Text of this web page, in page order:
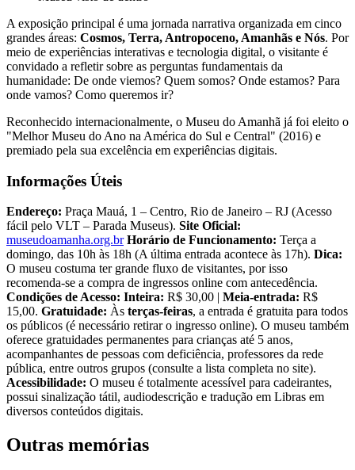
A exposição principal é uma jornada narrativa organizada em cinco
grandes áreas: Cosmos, Terra, Antropoceno, Amanhãs e Nós. Por
meio de experiências interativas e tecnologia digital, o visitante é
convidado a refletir sobre as perguntas fundamentais da
humanidade: De onde viemos? Quem somos? Onde estamos? Para
onde vamos? Como queremos ir?
Reconhecido internacionalmente, o Museu do Amanhã já foi eleito o
"Melhor Museu do Ano na América do Sul e Central" (2016) e
premiado pela sua excelência em experiências digitais.
Informações Úteis
Endereço: Praça Mauá, 1 – Centro, Rio de Janeiro – RJ (Acesso
fácil pelo VLT – Parada Museus). Site Oficial:
museudoamanha.org.br Horário de Funcionamento: Terça a
domingo, das 10h às 18h (A última entrada acontece às 17h). Dica:
O museu costuma ter grande fluxo de visitantes, por isso
recomenda-se a compra de ingressos online com antecedência.
Condições de Acesso: Inteira: R$ 30,00 | Meia-entrada: R$
15,00. Gratuidade: Às terças-feiras, a entrada é gratuita para todos
os públicos (é necessário retirar o ingresso online). O museu também
oferece gratuidades permanentes para crianças até 5 anos,
acompanhantes de pessoas com deficiência, professores da rede
pública, entre outros grupos (consulte a lista completa no site).
Acessibilidade: O museu é totalmente acessível para cadeirantes,
possui sinalização tátil, audiodescrição e tradução em Libras em
diversos conteúdos digitais.
Outras memórias